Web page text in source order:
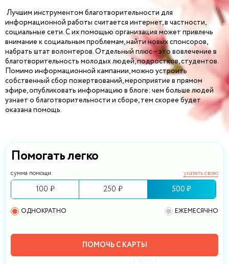
Помогать легко
сумма помощи указать свою
100 ₽ 250 ₽ 500 ₽
ОДНОКРАТНО ЕЖЕМЕСЯЧНО
ПОМОЧЬ С КАРТЫ
Лучшим инструментом благотворительности для
информационной работы считается интернет, в частности,
социальные сети. С их помощью организация может привлечь
внимание к социальным проблемам, найти новых спонсоров,
набрать штат волонтеров. Отдельный плюс – это вовлечение в
благотворительность молодых людей, подростков, студентов.
Помимо информационной кампании, можно устроить
собственный сбор пожертвований, мероприятие в прямом
эфире, опубликовать информацию в блоге: чем больше людей
узнает о благотворительности и сборе, тем скорее будет
оказана помощь.